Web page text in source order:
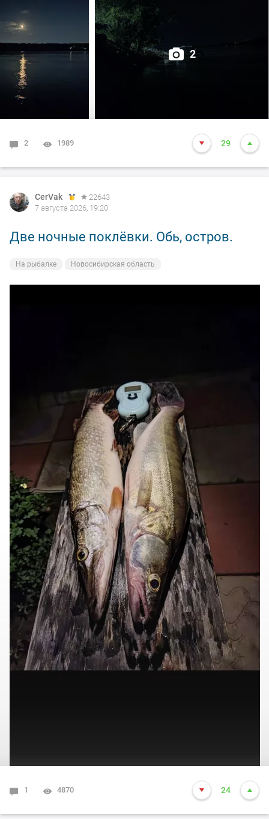
2
2 1989 29
CerVak
22643
7 августа 2026, 19:20
Две ночные поклёвки. Обь, остров.
На рыбалке Новосибирская область
1 4870 24